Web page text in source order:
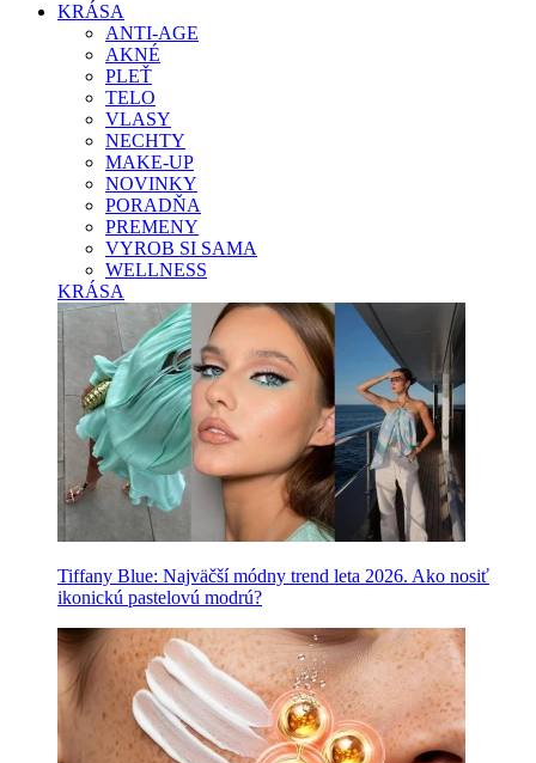
KRÁSA
ANTI-AGE
AKNÉ
PLEŤ
TELO
VLASY
NECHTY
MAKE-UP
NOVINKY
PORADŇA
PREMENY
VYROB SI SAMA
WELLNESS
KRÁSA
Tiffany Blue: Najväčší módny trend leta 2026. Ako nosiť
ikonickú pastelovú modrú?